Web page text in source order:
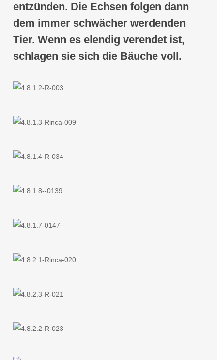
entzünden. Die Echsen folgen dann
dem immer schwächer werdenden
Tier. Wenn es elendig verendet ist,
schlagen sie sich die Bäuche voll.